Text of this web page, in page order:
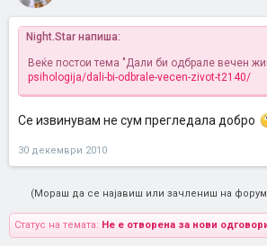
Night.Star напиша:
Веќе постои тема "Дали би одбрале вечен
psihologija/dali-bi-odbrale-vecen-zivot-t2140/
Се извинувам не сум прегледала добро
30 декември 2010
(Мораш да се најавиш или зачлениш на
Статус на темата: Не е отворена за нови